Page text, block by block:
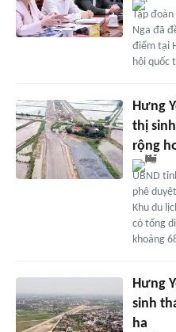
Tập đoàn
Nga đã
điểm tại
hội quốc
Hưng
thị
rộng
UBND
phê
Khu du
có tổng
khoảng
Hưng
sinh
ha